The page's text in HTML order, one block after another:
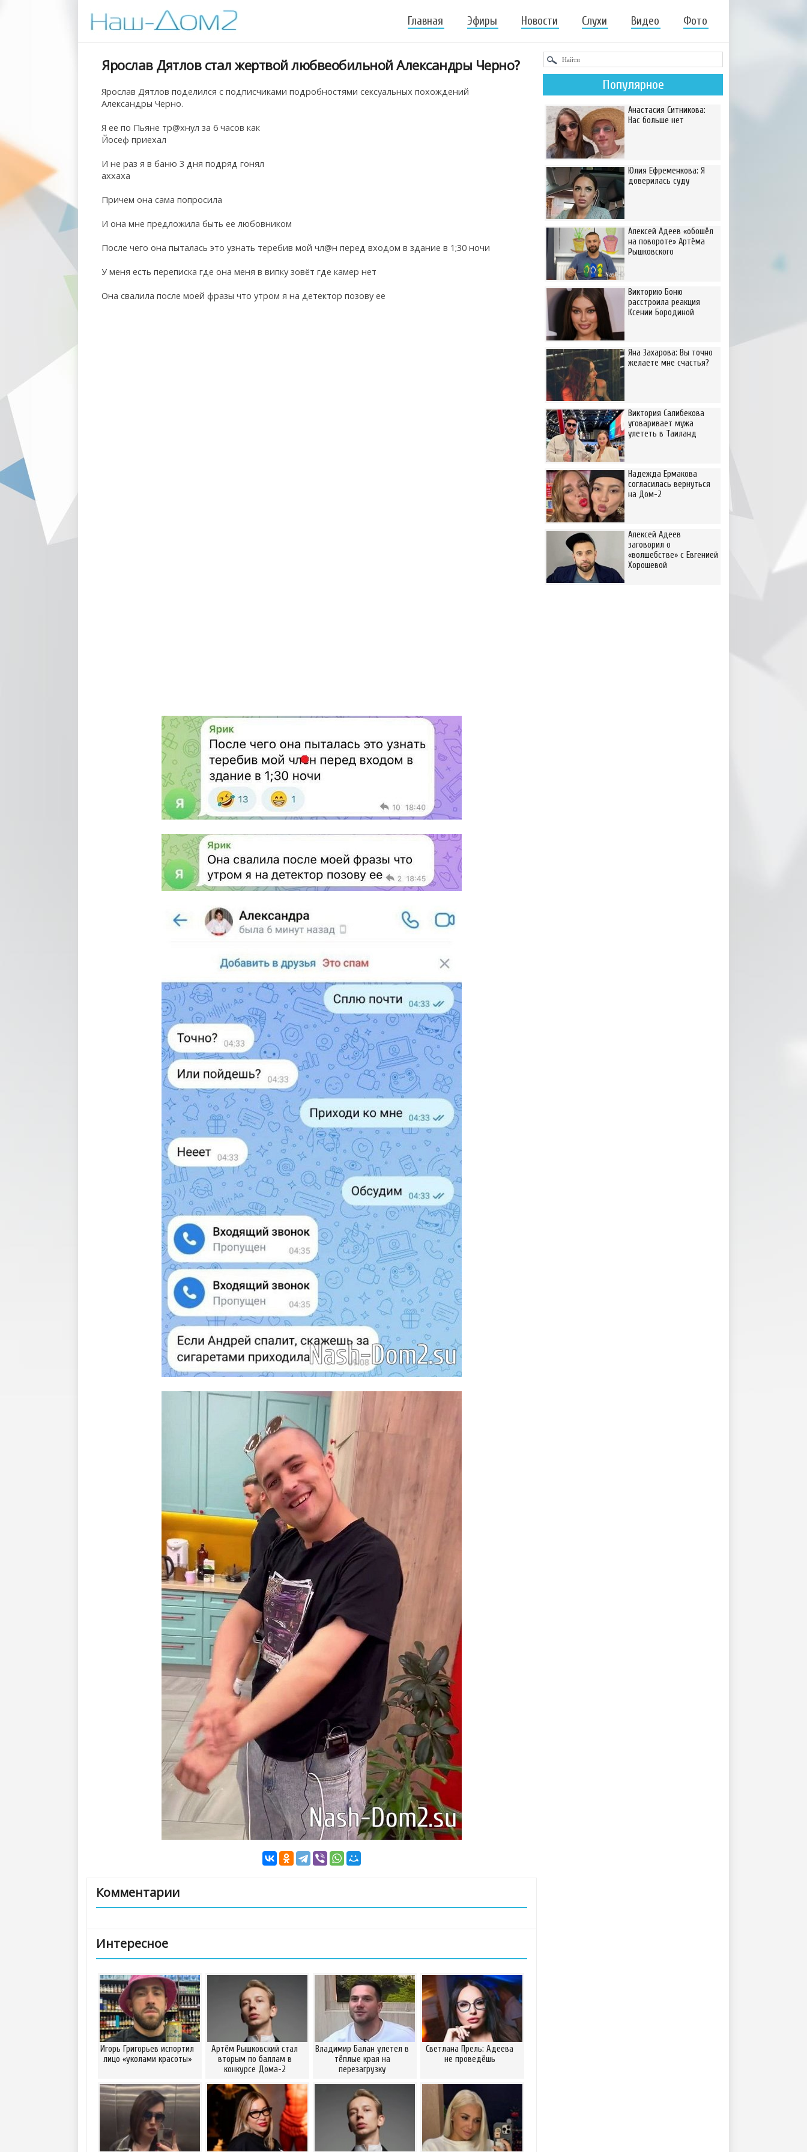
Главная Эфиры Новости Слухи Видео Фото
Ярослав Дятлов стал жертвой любвеобильной Александры Черно?
Ярослав Дятлов поделился с подписчиками подробностями сексуальных похождений
Александры Черно.
Я ее по Пьяне тр@хнул за 6 часов как
Йосеф приехал
И не раз я в баню 3 дня подряд гонял
аххаха
Причем она сама попросила
И она мне предложила быть ее любовником
После чего она пыталась это узнать теребив мой чл@н перед входом в здание в 1;30 ночи
У меня есть переписка где она меня в випку зовёт где камер нет
Она свалила после моей фразы что утром я на детектор позову ее
Комментарии
Интересное
Игорь Григорьев испортил
лицо «уколами красоты»
Артём Рышковский стал
вторым по баллам в
конкурсе Дома-2
Владимир Балан улетел в
тёплые края на
перезагрузку
Светлана Прель: Адеева
не проведёшь
Популярное
Анастасия Ситникова:
Нас больше нет
Юлия Ефременкова: Я
доверилась суду
Алексей Адеев «обошёл
на повороте» Артёма
Рышковского
Викторию Боню
расстроила реакция
Ксении Бородиной
Яна Захарова: Вы точно
желаете мне счастья?
Виктория Салибекова
уговаривает мужа
улететь в Таиланд
Надежда Ермакова
согласилась вернуться
на Дом-2
Алексей Адеев
заговорил о
«волшебстве» с Евгенией
Хорошевой